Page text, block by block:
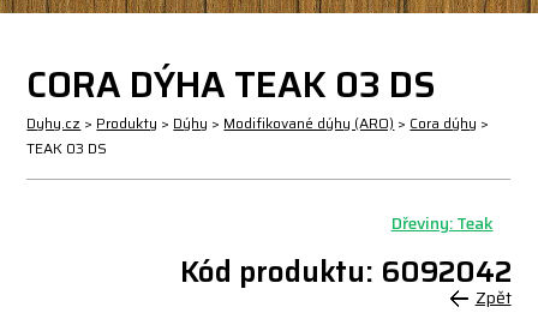
CORA DÝHA TEAK 03 DS
Dyhy.cz > Produkty > Dýhy > Modifikované dýhy (ARO) > Cora dýhy >
TEAK 03 DS
Dřeviny: Teak
Kód produktu: 6092042
Zpět